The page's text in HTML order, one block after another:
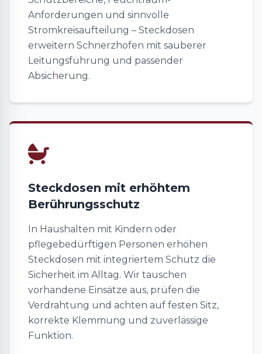
Anforderungen und sinnvolle
Stromkreisaufteilung – Steckdosen
erweitern Schnerzhofen mit sauberer
Leitungsführung und passender
Absicherung.
Steckdosen mit erhöhtem
Berührungsschutz
In Haushalten mit Kindern oder
pflegebedürftigen Personen erhöhen
Steckdosen mit integriertem Schutz die
Sicherheit im Alltag. Wir tauschen
vorhandene Einsätze aus, prüfen die
Verdrahtung und achten auf festen Sitz,
korrekte Klemmung und zuverlässige
Funktion.